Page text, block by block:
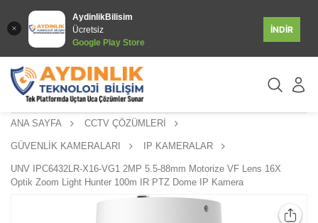
AydinlikBilisim
Ücretsiz
Google Play Store
İNDİR
ANA SAYFA CCTV ÇÖZÜMLERİ
GÜVENLİK KAMERALARI IP KAMERALAR
UNV IPC6432LR-X16-VG1 2MP 5.5-88mm Motorize VF Lens 16X
Optik Zoom Light Hunter 100m IR PTZ Dome IP Kamera